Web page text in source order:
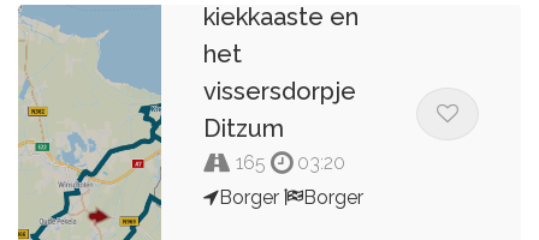
kiekkaaste en
het
vissersdorpje
Ditzum
165
03:20
Borger
Borger